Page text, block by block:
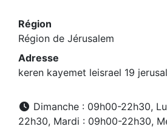
Région
Région de Jérusalem
Adresse
keren kayemet leisrael 19
Dimanche : 09h00-22h30,
22h30, Mardi : 09h00-22h30,